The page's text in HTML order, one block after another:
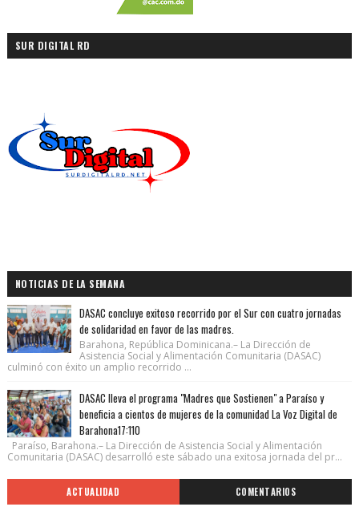
SUR DIGITAL RD
NOTICIAS DE LA SEMANA
DASAC concluye exitoso recorrido por el Sur con cuatro jornadas
de solidaridad en favor de las madres.
Barahona, República Dominicana.– La Dirección de
Asistencia Social y Alimentación Comunitaria (DASAC)
culminó con éxito un amplio recorrido ...
DASAC lleva el programa "Madres que Sostienen" a Paraíso y
beneficia a cientos de mujeres de la comunidad La Voz Digital de
Barahona17:110
Paraíso, Barahona.– La Dirección de Asistencia Social y Alimentación
Comunitaria (DASAC) desarrolló este sábado una exitosa jornada del pr...
ACTUALIDAD COMENTARIOS